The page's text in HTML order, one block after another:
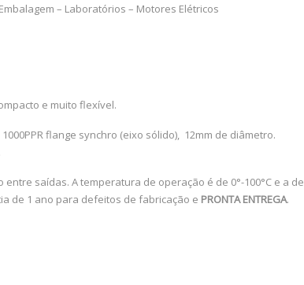
– Laboratórios – Motores Elétricos
e muito flexível.
flange synchro (eixo sólido), 12mm de diâmetro.
saídas. A temperatura de operação é de 0°-100°C e a de
de 1 ano para defeitos de fabricação e PRONTA ENTREGA.